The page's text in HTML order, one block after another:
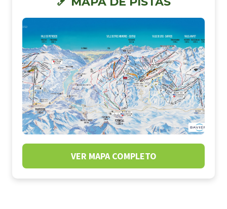
VER MAPA COMPLETO